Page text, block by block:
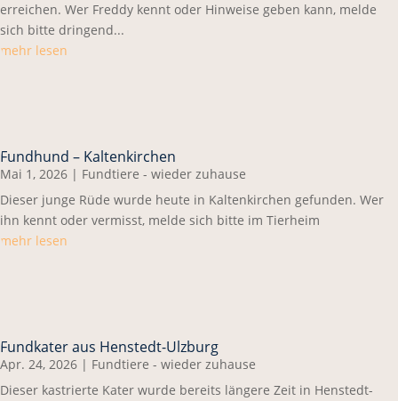
erreichen. Wer Freddy kennt oder Hinweise geben kann, melde
sich bitte dringend...
mehr lesen
Fundhund – Kaltenkirchen
Mai 1, 2026 | Fundtiere - wieder zuhause
Dieser junge Rüde wurde heute in Kaltenkirchen gefunden. Wer
ihn kennt oder vermisst, melde sich bitte im Tierheim
mehr lesen
Fundkater aus Henstedt-Ulzburg
Apr. 24, 2026 | Fundtiere - wieder zuhause
Dieser kastrierte Kater wurde bereits längere Zeit in Henstedt-